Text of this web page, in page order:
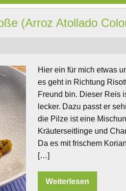
(Arroz Atollado
Hier ein für mich etwas
es geht in Richtung
Freund bin. Dieser Reis
lecker. Dazu passt er
die Pilze ist eine
Kräuterseitlinge und
Da es mit frischem
[…]
Weiterlesen